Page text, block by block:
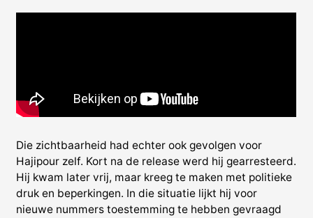
Die zichtbaarheid had echter ook gevolgen voor
Hajipour zelf. Kort na de release werd hij gearresteerd.
Hij kwam later vrij, maar kreeg te maken met politieke
druk en beperkingen. In die situatie lijkt hij voor
nieuwe nummers toestemming te hebben gevraagd